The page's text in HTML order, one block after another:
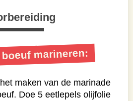
marineren:
maken van de marinade
Doe 5 eetlepels olijfolie